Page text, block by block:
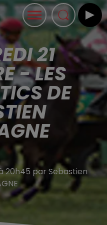
21
- LES
DE
20h45 par Sebastien